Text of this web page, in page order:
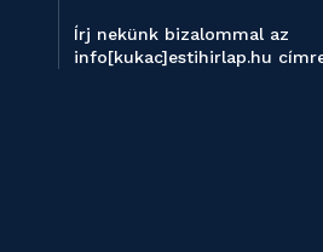
Írj nekünk bizalommal az
info[kukac]estihirlap.hu